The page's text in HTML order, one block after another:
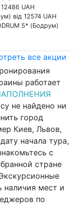
UAH
від 12574 UAH
5* (Бодрум)
все акции
работает
не найдено ни
город
Киев, Львов,
начала тура,
с
стране
наличия мест и
по